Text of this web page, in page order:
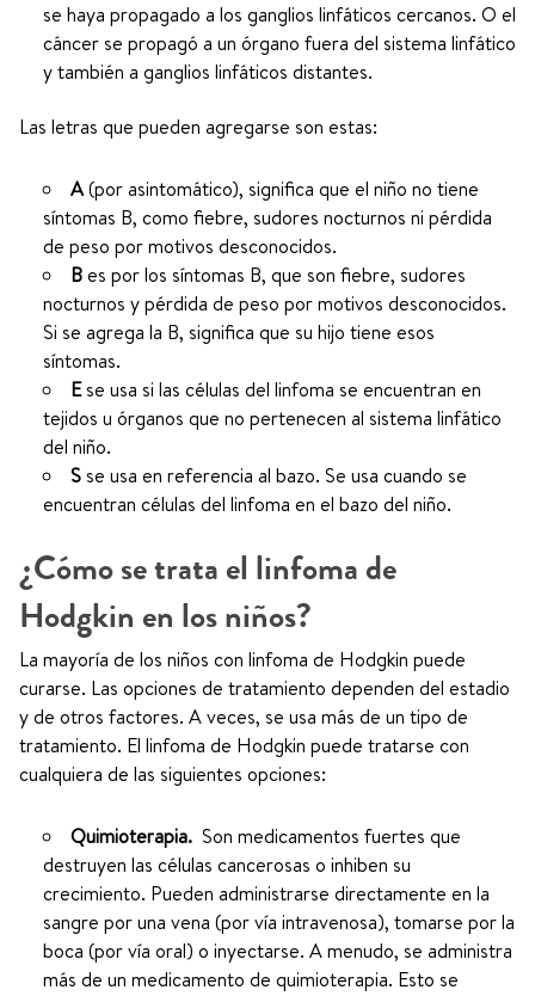
se haya propagado a los ganglios linfáticos cercanos. O el
cáncer se propagó a un órgano fuera del sistema linfático
y también a ganglios linfáticos distantes.
Las letras que pueden agregarse son estas:
A(por asintomático), significa que el niño no tiene
síntomas B, como fiebre, sudores nocturnos ni pérdida
de peso por motivos desconocidos.
Bes por los síntomas B, que son fiebre, sudores
nocturnos y pérdida de peso por motivos desconocidos.
Si se agrega la B, significa que su hijo tiene esos
síntomas.
Ese usa si las células del linfoma se encuentran en
tejidos u órganos que no pertenecen al sistema linfático
del niño.
S se usa en referencia al bazo. Se usa cuando se
encuentran células del linfoma en el bazo del niño.
¿Cómo se trata el linfoma de
Hodgkin en los niños?
La mayoría de los niños con linfoma de Hodgkin puede
curarse. Las opciones de tratamiento dependen del estadio
y de otros factores. A veces, se usa más de un tipo de
tratamiento. El linfoma de Hodgkin puede tratarse con
cualquiera de las siguientes opciones:
Quimioterapia. Son medicamentos fuertes que
destruyen las células cancerosas o inhiben su
crecimiento. Pueden administrarse directamente en la
sangre por una vena (por vía intravenosa), tomarse por la
boca (por vía oral) o inyectarse. A menudo, se administra
más de un medicamento de quimioterapia. Esto se